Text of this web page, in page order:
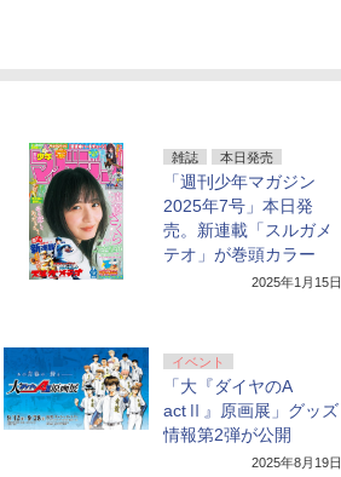
雑誌 本日発売
「週刊少年マガジン
2025年7号」本日発
売。新連載「スルガメ
テオ」が巻頭カラー
2025年1月15日
イベント
「大『ダイヤのA
actⅡ』原画展」グッズ
情報第2弾が公開
2025年8月19日